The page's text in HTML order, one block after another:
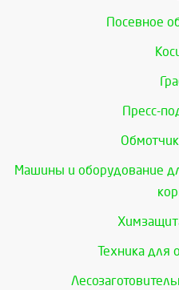
Посевное
Пресс-
Машины и оборудование
Техника для